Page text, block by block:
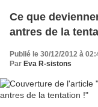
Ce que
antres de la
Publié le 30/12/2012 à
Par Eva R-sistons